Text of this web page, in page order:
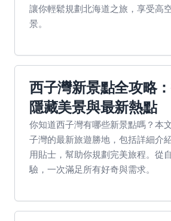
讓你輕鬆規劃北海道之旅，享受高
景。
西子灣新景點全攻略
隱藏美景與最新熱點
你知道西子灣有哪些新景點嗎？本
子灣的最新旅遊勝地，包括詳細介
用貼士，幫助你規劃完美旅程。從
驗，一次滿足所有好奇與需求。